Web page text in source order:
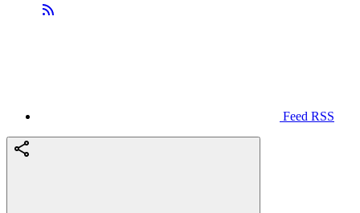
Feed RSS